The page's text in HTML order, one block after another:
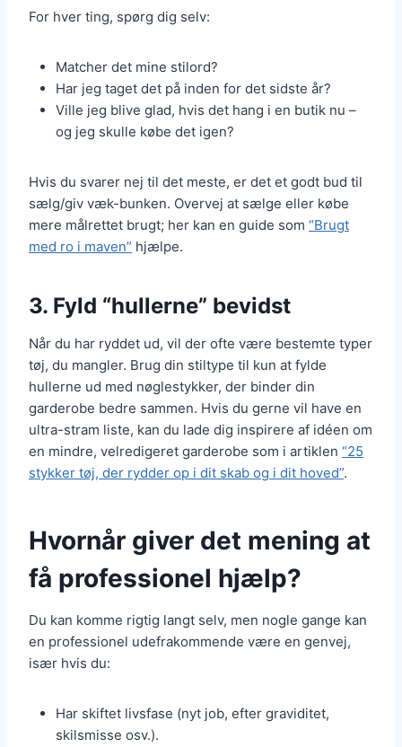
For hver ting, spørg dig selv:
Matcher det mine stilord?
Har jeg taget det på inden for det sidste år?
Ville jeg blive glad, hvis det hang i en butik nu –
og jeg skulle købe det igen?
Hvis du svarer nej til det meste, er det et godt bud til
sælg/giv væk-bunken. Overvej at sælge eller købe
mere målrettet brugt; her kan en guide som “Brugt
med ro i maven” hjælpe.
3. Fyld “hullerne” bevidst
Når du har ryddet ud, vil der ofte være bestemte typer
tøj, du mangler. Brug din stiltype til kun at fylde
hullerne ud med nøglestykker, der binder din
garderobe bedre sammen. Hvis du gerne vil have en
ultra-stram liste, kan du lade dig inspirere af idéen om
en mindre, velredigeret garderobe som i artiklen “25
stykker tøj, der rydder op i dit skab og i dit hoved”.
Hvornår giver det mening at
få professionel hjælp?
Du kan komme rigtig langt selv, men nogle gange kan
en professionel udefrakommende være en genvej,
især hvis du:
Har skiftet livsfase (nyt job, efter graviditet,
skilsmisse osv.).